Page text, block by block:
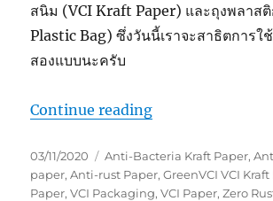
สนิม (VCI Kraft Paper) และถุงพลาส
Plastic Bag) ซึ่งวันนี้เราจะสาธิตการใ
สองแบบนะครับ
Continue reading“การห่อชิ้นส่วนโล
Posted
on
03/11/2020 Tags
Anti-Bacteria Kraft Paper,
paper,Anti-rust Paper,GreenVCI VCI
Paper,VCI Packaging,VCI Paper,Zero